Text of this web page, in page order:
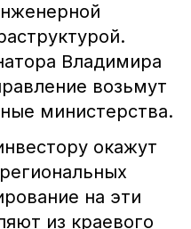
Владимира
возьмут
министерства.
окажут
на эти
из краевого